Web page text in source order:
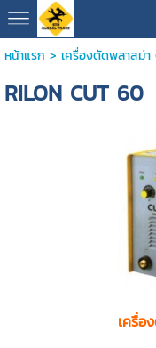
หน้าแรก > เครื่องตัดพลาสม่า
RILON CUT 60
เครื่อ